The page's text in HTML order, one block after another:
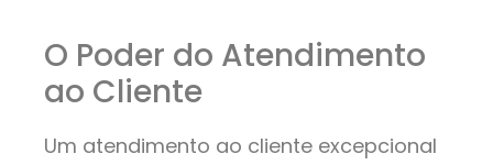
O Poder do Atendimento
ao Cliente
Um atendimento ao cliente excepcional